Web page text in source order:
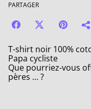
PARTAGER
T-shirt noir 100%
Papa cycliste
Que pourriez-vous
pères ... ?